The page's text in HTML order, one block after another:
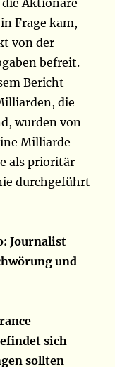
Aktionäre
Frage kam,
von der
befreit.
Bericht
die
wurden von
Milliarde
als prioritär
durchgeführt
Journalist
und
sich
sollten